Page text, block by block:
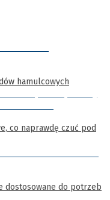
hamulcowych
co naprawdę czuć pod
dostosowane do potrzeb